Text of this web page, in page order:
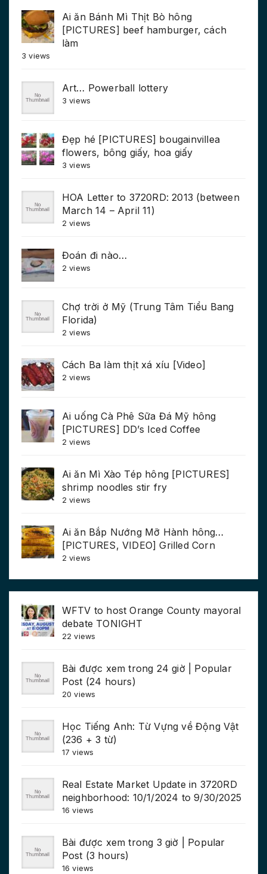
Ai ăn Bánh Mì Thịt Bò hông
[PICTURES] beef hamburger, cách
làm
3 views
Art… Powerball lottery
3 views
Đẹp hé [PICTURES] bougainvillea
flowers, bông giấy, hoa giấy
3 views
HOA Letter to 3720RD: 2013 (between
March 14 – April 11)
2 views
Đoán đi nào…
2 views
Chợ trời ở Mỹ (Trung Tâm Tiểu Bang
Florida)
2 views
Cách Ba làm thịt xá xíu [Video]
2 views
Ai uống Cà Phê Sữa Đá Mỹ hông
[PICTURES] DD’s Iced Coffee
2 views
Ai ăn Mì Xào Tép hông [PICTURES]
shrimp noodles stir fry
2 views
Ai ăn Bắp Nướng Mỡ Hành hông…
[PICTURES, VIDEO] Grilled Corn
2 views
WFTV to host Orange County mayoral
debate TONIGHT
22 views
Bài được xem trong 24 giờ | Popular
Post (24 hours)
20 views
Học Tiếng Anh: Từ Vựng về Động Vật
(236 + 3 từ)
17 views
Real Estate Market Update in 3720RD
neighborhood: 10/1/2024 to 9/30/2025
16 views
Bài được xem trong 3 giờ | Popular
Post (3 hours)
16 views